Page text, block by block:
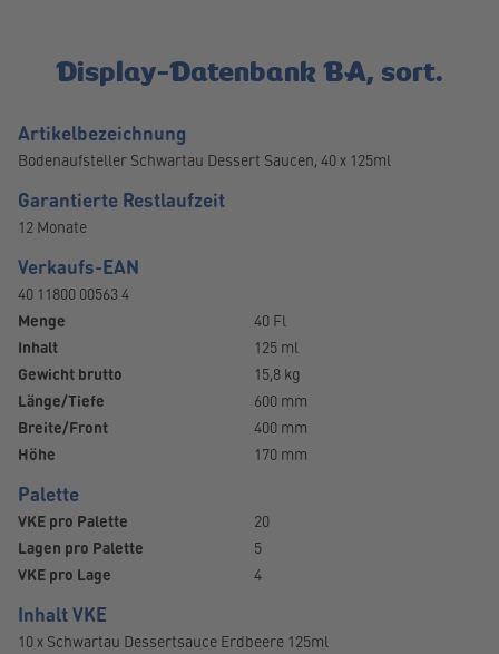
Display-Datenbank BA, sort.
Artikelbezeichnung
Bodenaufsteller Schwartau Dessert Saucen, 40 x 125ml
Garantierte Restlaufzeit
12 Monate
Verkaufs-EAN
40 11800 00563 4
Menge
40 Fl
Inhalt
125 ml
Gewicht brutto
15,8 kg
Länge/Tiefe
600 mm
Breite/Front
400 mm
Höhe
170 mm
Palette
VKE pro Palette
20
Lagen pro Palette
5
VKE pro Lage
4
Inhalt VKE
10 x Schwartau Dessertsauce Erdbeere 125ml